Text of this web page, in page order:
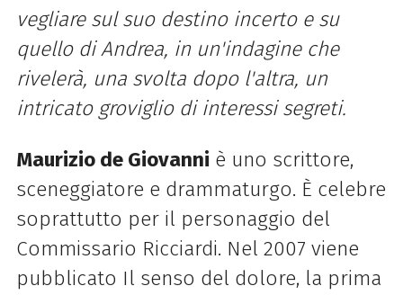
vegliare sul suo destino incerto e su
quello di Andrea, in un'indagine che
rivelerà, una svolta dopo l'altra, un
intricato groviglio di interessi segreti.
Maurizio de Giovanni è uno scrittore,
sceneggiatore e drammaturgo. È celebre
soprattutto per il personaggio del
Commissario Ricciardi. Nel 2007 viene
pubblicato Il senso del dolore, la prima